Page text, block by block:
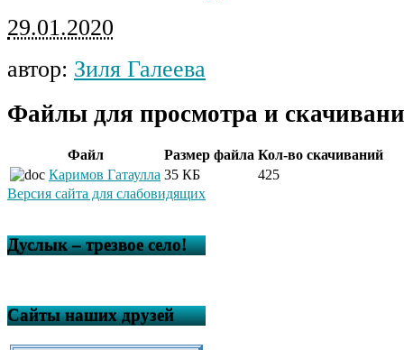
29.01.2020
автор: Зиля Галеева
Файлы для просмотра и
Файл Размер файла Кол-во скачиваний
Каримов Гатаулла 35 КБ
425
Версия сайта для слабовидящих
Дуслык – трезвое село!
Сайты наших друзей